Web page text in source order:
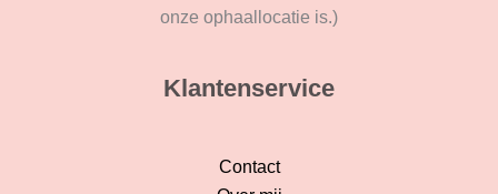
onze ophaallocatie is.)
Klantenservice
Contact